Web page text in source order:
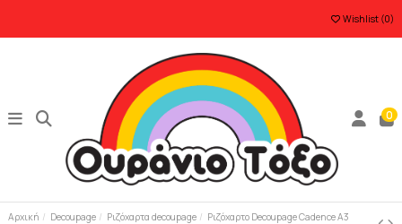
Wishlist (0)
0
Αρχική Decoupage Ριζόχαρτα decoupage
Ριζόχαρτο Decoupage Cadence A3